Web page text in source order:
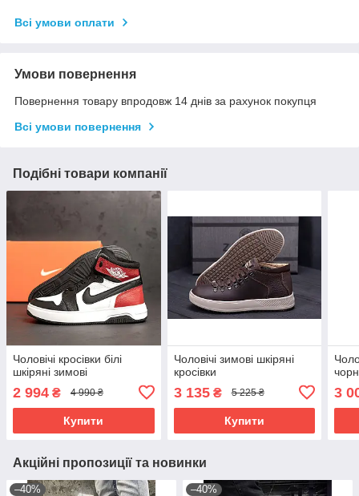
Всі умови оплати
Умови повернення
Повернення товару впродовж 14 днів за рахунок покупця
Всі умови повернення
Подібні товари компанії
Чоловічі кросівки білі
шкіряні зимові
2 994 ₴ 4 990 ₴
Купити
Чоловічі зимові шкіряні
кросівки
3 135₴ 5 225 ₴
Купити
3
Акційні пропозиції та новинки
–40% –40%